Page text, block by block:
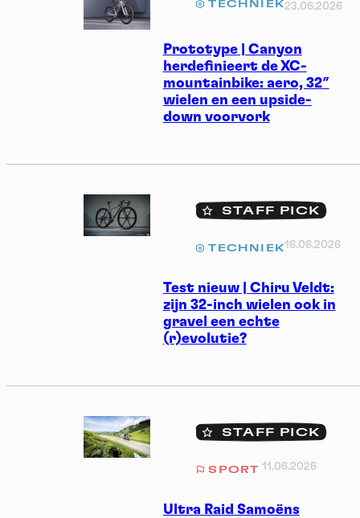
Prototype | Canyon
herdefinieert de XC-
mountainbike: aero, 32″
wielen en een upside-
down voorvork
TECHNIEK 23.06.2026
Test nieuw | Chiru Veldt:
zijn 32-inch wielen ook in
gravel een echte
(r)evolutie?
STAFF PICK
TECHNIEK16.06.2026
Ultra Raid Samoëns
STAFF PICK
SPORT 11.06.2026